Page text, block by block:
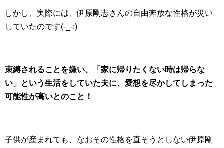
しかし、実際には、伊原剛志さんの自由奔放な性格が災い
していたのです(-_-;)
束縛されることを嫌い、「家に帰りたくない時は帰らな
い」という生活をしていた夫に、愛想を尽かしてしまった
可能性が高いとのこと！
子供が産まれても、なおその性格を直そうとしない伊原剛